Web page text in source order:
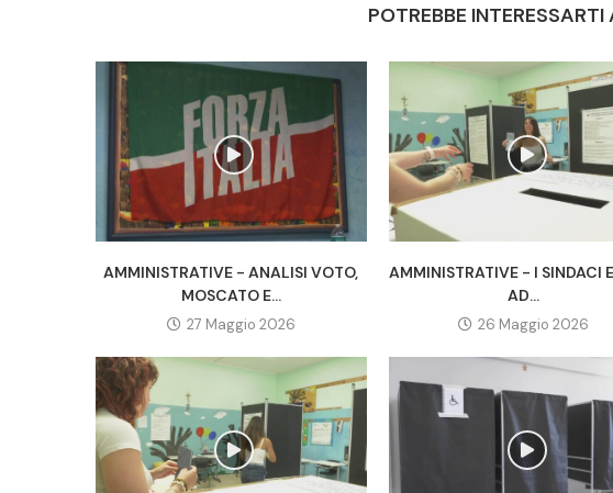
POTREBBE INTERESSARTI
AMMINISTRATIVE - ANALISI VOTO,
MOSCATO E...
27 Maggio 2026
AMMINISTRATIVE - I SINDACI
AD...
26 Maggio 2026